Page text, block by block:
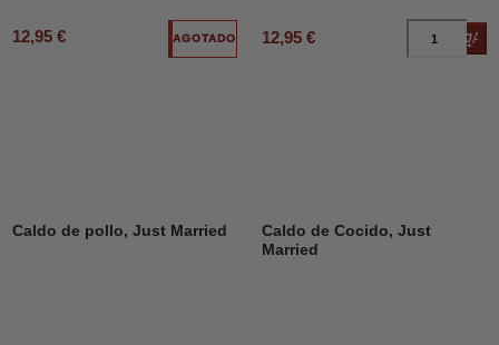
12,95 € AGOTADO 12,95 €
Caldo de pollo, Just Married
Caldo de Cocido, Just
Married